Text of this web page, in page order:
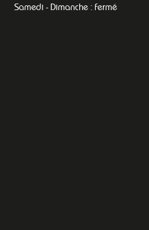
Samedi - Dimanche : fermé